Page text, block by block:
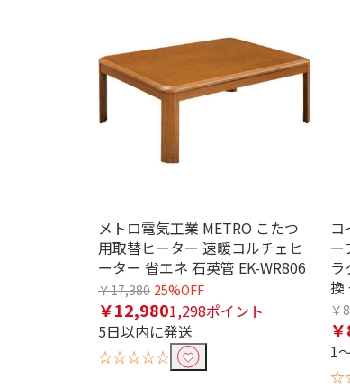
メトロ電気工業 METRO こたつ
用取替ヒーター 速暖コルチェヒ
ーター 省エネ 石英管 EK-WR806
￥17,380 25%OFF
￥12,9801,298ポイント
5日以内に発送
☆☆☆☆☆
コ
ー
ラ
換
￥
1
ヒーター方式で絞り込む
800W～1000W未満 500W未満
人感センサーで絞り込む
人感センサー付き
自動首振り機能で絞り込む